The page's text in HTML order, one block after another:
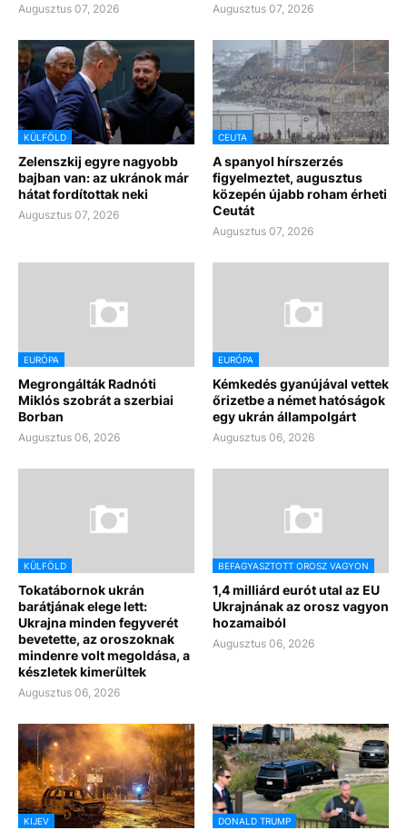
Augusztus 07, 2026 Augusztus 07, 2026
KÜLFÖLD
Zelenszkij egyre nagyobb
bajban van: az ukránok már
hátat fordítottak neki
Augusztus 07, 2026
CEUTA
A spanyol hírszerzés
figyelmeztet, augusztus
közepén újabb roham érheti
Ceutát
Augusztus 07, 2026
EURÓPA
Megrongálták Radnóti
Miklós szobrát a szerbiai
Borban
Augusztus 06, 2026
EURÓPA
Kémkedés gyanújával vettek
őrizetbe a német hatóságok
egy ukrán állampolgárt
Augusztus 06, 2026
KÜLFÖLD
Tokatábornok ukrán
barátjának elege lett:
Ukrajna minden fegyverét
bevetette, az oroszoknak
mindenre volt megoldása, a
készletek kimerültek
Augusztus 06, 2026
BEFAGYASZTOTT OROSZ VAGYON
1,4 milliárd eurót utal az EU
Ukrajnának az orosz vagyon
hozamaiból
Augusztus 06, 2026
KIJEV DONALD TRUMP